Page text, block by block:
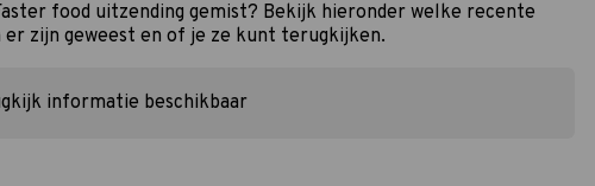
food uitzending gemist? Bekijk hieronder welke recente
er zijn geweest en of je ze kunt terugkijken.
informatie beschikbaar